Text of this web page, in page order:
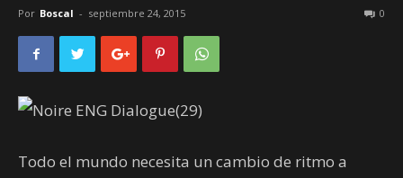
Por Boscal - septiembre 24, 2015 0
Todo el mundo necesita un cambio de ritmo a